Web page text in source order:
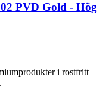
PVD Gold - Hög
i rostfritt